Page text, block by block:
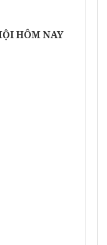
HÔM NAY